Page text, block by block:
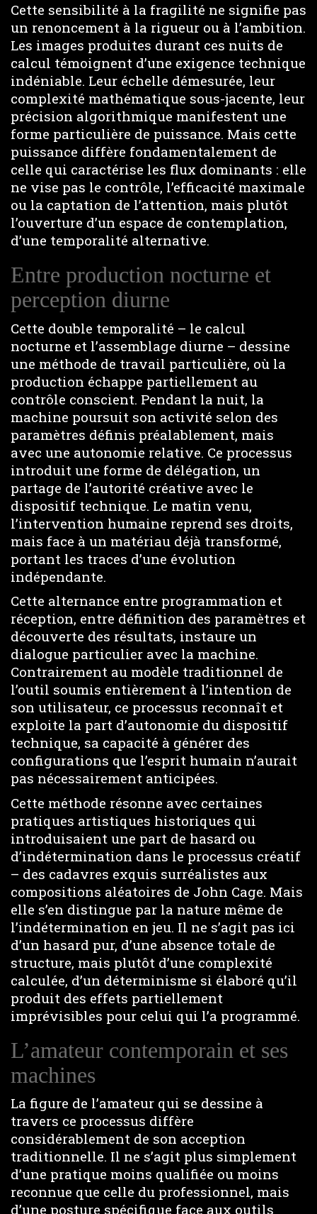
Cette sensibilité à la fragilité ne signifie pas
un renoncement à la rigueur ou à l’ambition.
Les images produites durant ces nuits de
calcul témoignent d’une exigence technique
indéniable. Leur échelle démesurée, leur
complexité mathématique sous-jacente, leur
précision algorithmique manifestent une
forme particulière de puissance. Mais cette
puissance diffère fondamentalement de
celle qui caractérise les flux dominants : elle
ne vise pas le contrôle, l’efficacité maximale
ou la captation de l’attention, mais plutôt
l’ouverture d’un espace de contemplation,
d’une temporalité alternative.
Entre production nocturne et
perception diurne
Cette double temporalité – le calcul
nocturne et l’assemblage diurne – dessine
une méthode de travail particulière, où la
production échappe partiellement au
contrôle conscient. Pendant la nuit, la
machine poursuit son activité selon des
paramètres définis préalablement, mais
avec une autonomie relative. Ce processus
introduit une forme de délégation, un
partage de l’autorité créative avec le
dispositif technique. Le matin venu,
l’intervention humaine reprend ses droits,
mais face à un matériau déjà transformé,
portant les traces d’une évolution
indépendante.
Cette alternance entre programmation et
réception, entre définition des paramètres et
découverte des résultats, instaure un
dialogue particulier avec la machine.
Contrairement au modèle traditionnel de
l’outil soumis entièrement à l’intention de
son utilisateur, ce processus reconnaît et
exploite la part d’autonomie du dispositif
technique, sa capacité à générer des
configurations que l’esprit humain n’aurait
pas nécessairement anticipées.
Cette méthode résonne avec certaines
pratiques artistiques historiques qui
introduisaient une part de hasard ou
d’indétermination dans le processus créatif
– des cadavres exquis surréalistes aux
compositions aléatoires de John Cage. Mais
elle s’en distingue par la nature même de
l’indétermination en jeu. Il ne s’agit pas ici
d’un hasard pur, d’une absence totale de
structure, mais plutôt d’une complexité
calculée, d’un déterminisme si élaboré qu’il
produit des effets partiellement
imprévisibles pour celui qui l’a programmé.
L’amateur contemporain et ses
machines
La figure de l’amateur qui se dessine à
travers ce processus diffère
considérablement de son acception
traditionnelle. Il ne s’agit plus simplement
d’une pratique moins qualifiée ou moins
reconnue que celle du professionnel, mais
d’une posture spécifique face aux outils